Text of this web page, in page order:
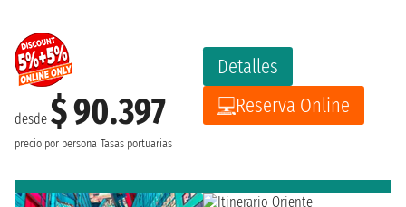
desde $ 90.397
precio por persona Tasas portuarias
Detalles
Reserva Online